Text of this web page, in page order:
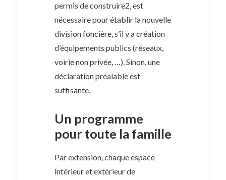
permis de construire2, est
nécessaire pour établir la nouvelle
division foncière, s’il y a création
d’équipements publics (réseaux,
voirie non privée, …). Sinon, une
déclaration préalable est
suffisante.
Un programme
pour toute la famille
Par extension, chaque espace
intérieur et extérieur de